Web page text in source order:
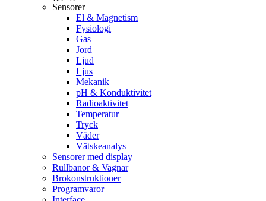
Sensorer
El & Magnetism
Fysiologi
Gas
Jord
Ljud
Ljus
Mekanik
pH & Konduktivitet
Radioaktivitet
Temperatur
Tryck
Väder
Vätskeanalys
Sensorer med display
Rullbanor & Vagnar
Brokonstruktioner
Programvaror